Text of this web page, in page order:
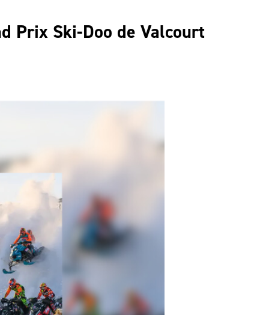
Prix Ski-Doo de Valcourt